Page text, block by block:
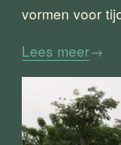
vormen voor
Lees meer→